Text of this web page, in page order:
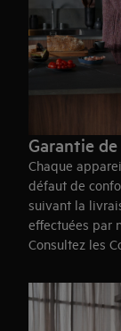
Garantie
Chaque
défaut de
suivant la
effectuées par
Consultez les